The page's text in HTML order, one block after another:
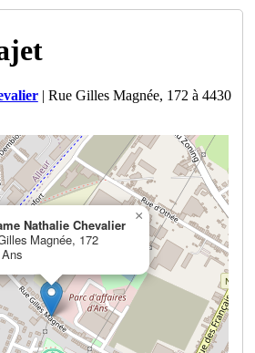
| Rue Gilles Magnée, 172 à 4430
Nathalie Chevalier
Magnée, 172
×